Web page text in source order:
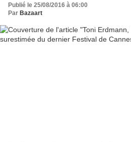
Publié le 25/08/2016 à 06:00
Par Bazaart